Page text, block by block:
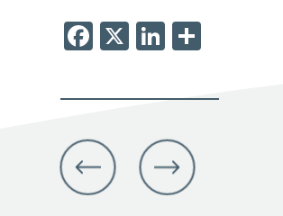
Facebook
X LinkedIn
Share